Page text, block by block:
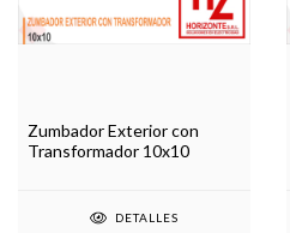
Zumbador Exterior con
Transformador 10x10
DETALLES